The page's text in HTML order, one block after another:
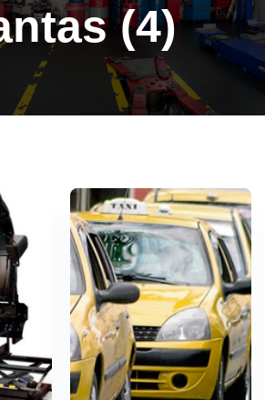
(4)